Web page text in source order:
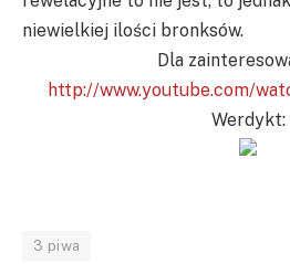
niewielkiej ilości bronksów.
Dla
http://www.youtube.com/
Werdykt:
3 piwa